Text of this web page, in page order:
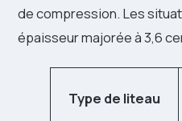
de compression. Les
épaisseur majorée à 3,6
Type de liteau